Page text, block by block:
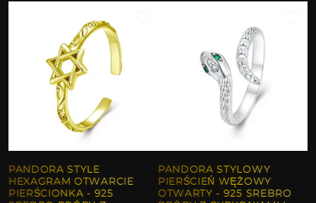
PANDORA STYLE
HEXAGRAM OTWARCIE
PIERŚCIONKA - 925
PANDORA STYLOWY
PIERŚCIEŃ WĘŻOWY
OTWARTY - 925 SREBRO